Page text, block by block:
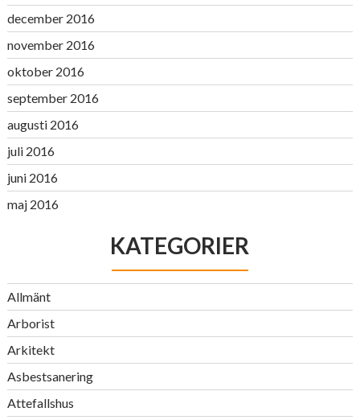
december 2016
november 2016
oktober 2016
september 2016
augusti 2016
juli 2016
juni 2016
maj 2016
KATEGORIER
Allmänt
Arborist
Arkitekt
Asbestsanering
Attefallshus